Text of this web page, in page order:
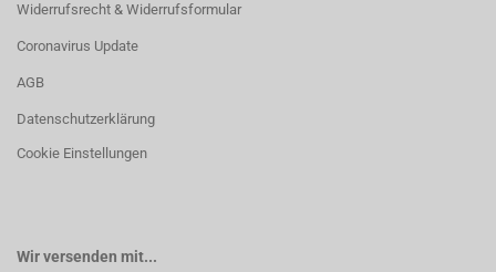
Widerrufsrecht & Widerrufsformular
Coronavirus Update
AGB
Datenschutzerklärung
Cookie Einstellungen
Wir versenden mit...